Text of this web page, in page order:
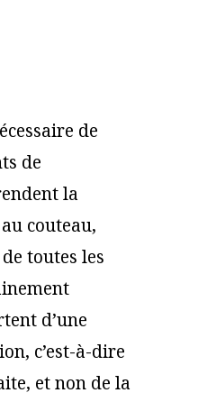
de
de
la
couteau,
toutes les
d’une
c’est-à-dire
et non de la